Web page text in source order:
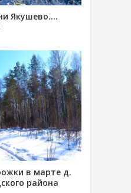
Якушево….
в марте д.
района